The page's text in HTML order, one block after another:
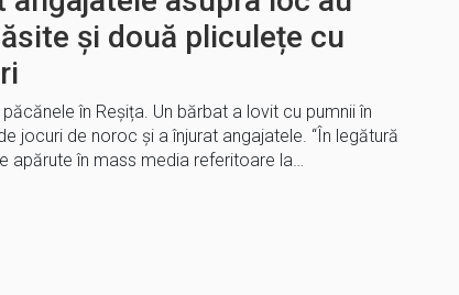
și două pliculețe cu
în Reșița. Un bărbat a lovit cu pumnii în
jocuri de noroc și a înjurat angajatele. “În legătură
apărute în mass media referitoare la…